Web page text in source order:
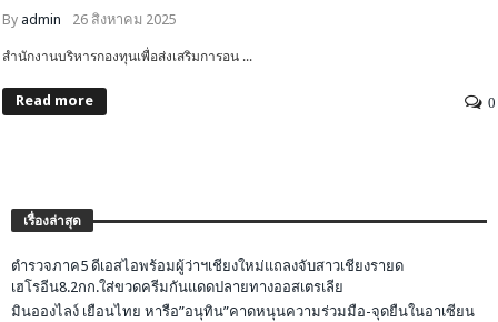
By admin 26 สิงหาคม 2025
สำนักงานบริหารกองทุนเพื่อส่งเสริมการอน ...
Read more 0
เรื่องล่าสุด
ตำรวจภาค5 ดีเอสไอพร้อมผู้ว่าฯเชียงใหม่แถลงจับสาวเชียงรายด
เฮโรอีน8.2กก.ใส่ขวดครีมกันแดดปลายทางออสเตรเลีย
มินอองไลง์ เยือนไทย หารือ”อนุทิน”คาดหนุนความร่วมมือ-จุดยืนในอาเซียน